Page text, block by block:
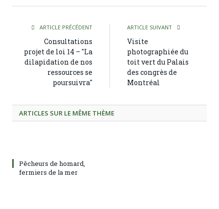
ARTICLE PRÉCÉDENT
Consultations
projet de loi 14 – "La
dilapidation de nos
ressources se
poursuivra"
ARTICLE SUIVANT
Visite
photographiée du
toit vert du Palais
des congrès de
Montréal
ARTICLES SUR LE MÊME THÈME
Pêcheurs de homard,
fermiers de la mer